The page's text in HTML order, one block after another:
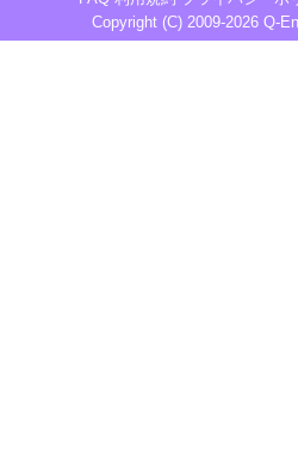
Copyright (C) 2009-2026 Q-